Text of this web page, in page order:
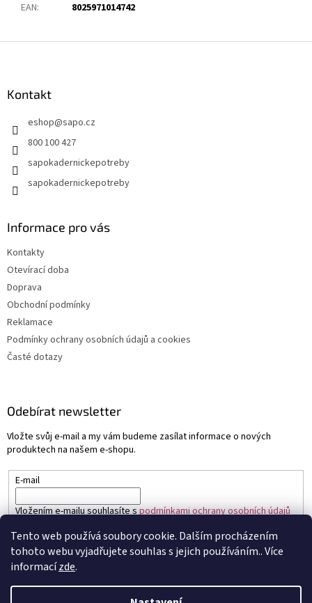
Tento web používá soubory cookie. Dalším procházením
tohoto webu vyjadřujete souhlas s jejich používáním.. Více
informacízde.
EAN: 8025971014742
Kontakt
eshop@sapo.cz
800 100 427
sapokadernickepotreby
sapokadernickepotreby
Informace pro vás
Kontakty
Otevírací doba
Doprava
Obchodní podmínky
Reklamace
Podmínky ochrany osobních údajů a cookies
Časté dotazy
Odebírat newsletter
Vložte svůj e-mail a my vám budeme zasílat informace o nových
produktech na našem e-shopu.
E-mail
Vložením e-mailu souhlasíte spodmínkami ochrany osobních údajů
PŘIHLÁSIT SE